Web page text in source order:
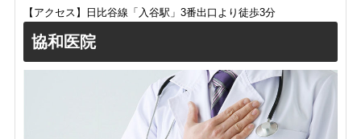
【アクセス】 日比谷線「入谷駅」3番出口より徒歩3分
協和医院